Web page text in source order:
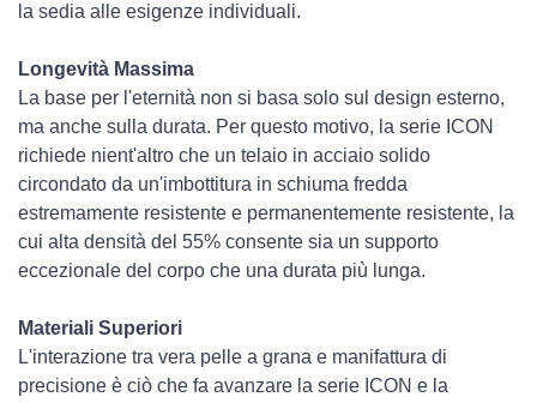
la sedia alle esigenze individuali.
Longevità Massima
La base per l'eternità non si basa solo sul design esterno,
ma anche sulla durata. Per questo motivo, la serie ICON
richiede nient'altro che un telaio in acciaio solido
circondato da un'imbottitura in schiuma fredda
estremamente resistente e permanentemente resistente, la
cui alta densità del 55% consente sia un supporto
eccezionale del corpo che una durata più lunga.
Materiali Superiori
L'interazione tra vera pelle a grana e manifattura di
precisione è ciò che fa avanzare la serie ICON e la